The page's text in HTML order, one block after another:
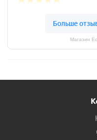
Магазин